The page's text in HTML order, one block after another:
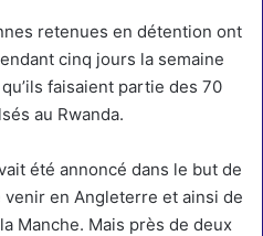
retenues en détention ont
cinq jours la semaine
faisaient partie des 70
au Rwanda.
été annoncé dans le but de
en Angleterre et ainsi de
Manche. Mais près de deux